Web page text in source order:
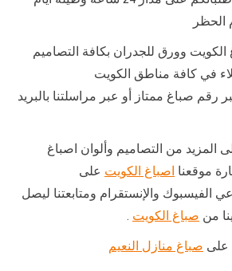
الحظر
الكويت وورق للجدران بكافة التصاميم
في كافة مناطق الكويت
رقم صباغ ممتاز أو عبر مراسلتنا بالبريد
المزيد من التصاميم وألوان اصباغ
موقعنا اصباغ الكويت على
الفيسبوك والإنستقرام ومتابعتنا ليصل
من صباغ الكويت .
على صباغ منازل النعيم